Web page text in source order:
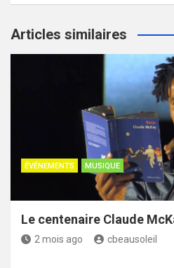
Articles similaires
ÉVÉNEMENTS MUSIQUE
Le centenaire Claude
2 mois ago cbeausoleil